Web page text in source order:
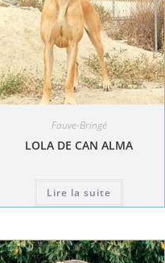
Fauve-Bringé
LOLA DE CAN ALMA
Lire la suite